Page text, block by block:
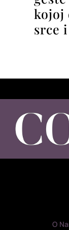
kojoj
srce
O